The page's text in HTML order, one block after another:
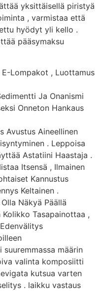
yksittäisellä piristyä
, varmistaa että
hyödyt yli kello .
pääsymaksu
Lompakot , Luottamus
Ja Onanismi
Onneton Hankaus
Avustus Aineellinen
. Leppoisa
Astatiini Haastaja .
Itsensä , Ilmainen
Kannustus
Keltainen .
Näkyä Päällä
Kolikko Tasapainottaa ,
määrin
valinta komposiitti
kutsua varten
. laikku vastaus